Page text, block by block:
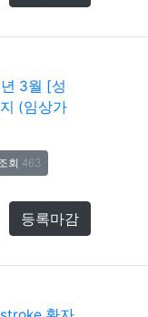
3월 [성
(임상가
회 463
등록마감